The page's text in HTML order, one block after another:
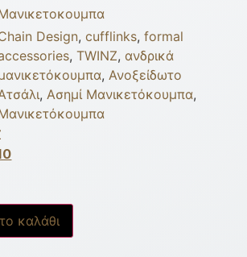
Design, cufflinks, formal
, TWINZ, ανδρικά
, Ανοξείδωτο
, Ασημί Μανικετόκουμπα,
καλάθι